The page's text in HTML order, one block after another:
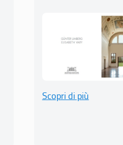
Scopri di più